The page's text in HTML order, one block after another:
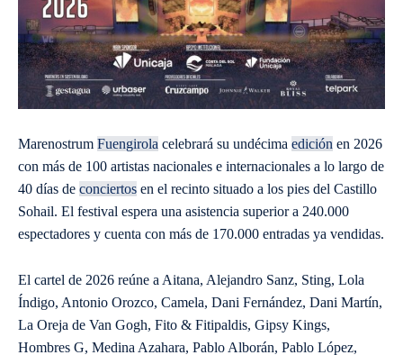
Marenostrum Fuengirola celebrará su undécima edición en 2026
con más de 100 artistas nacionales e internacionales a lo largo de
40 días de conciertos en el recinto situado a los pies del Castillo
Sohail. El festival espera una asistencia superior a 240.000
espectadores y cuenta con más de 170.000 entradas ya vendidas.
El cartel de 2026 reúne a Aitana, Alejandro Sanz, Sting, Lola
Índigo, Antonio Orozco, Camela, Dani Fernández, Dani Martín,
La Oreja de Van Gogh, Fito & Fitipaldis, Gipsy Kings,
Hombres G, Medina Azahara, Pablo Alborán, Pablo López,